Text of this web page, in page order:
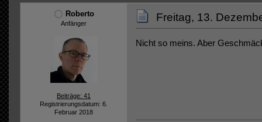
Roberto
Anfänger
Beiträge: 41
Registrierungsdatum: 6.
Februar 2018
Freitag, 13.
Nicht so meins. Aber